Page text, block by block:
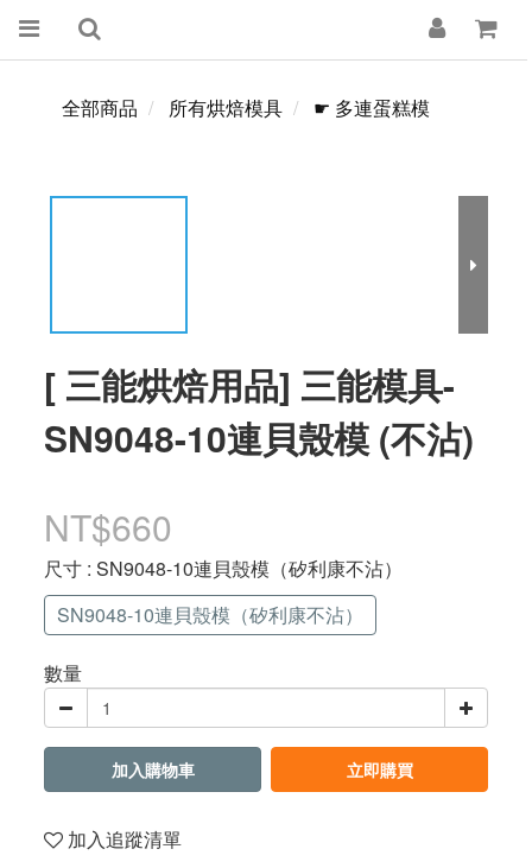
全部商品 所有烘焙模具 ☛ 多連蛋糕模
[ 三能烘焙用品] 三能模具-
SN9048-10連貝殼模 (不沾)
NT$660
尺寸 : SN9048-10連貝殼模（矽利康不沾）
SN9048-10連貝殼模（矽利康不沾）
數量
加入購物車 立即購買
加入追蹤清單